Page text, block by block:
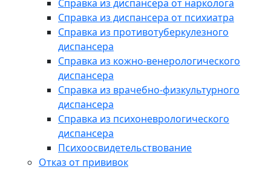
Справка из диспансера от нарколога
Справка из диспансера от психиатра
Справка из противотуберкулезного
диспансера
Справка из кожно-венерологического
диспансера
Справка из врачебно-физкультурного
диспансера
Справка из психоневрологического
диспансера
Психоосвидетельствование
Отказ от прививок